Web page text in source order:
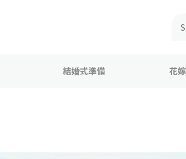
結婚式準備 花